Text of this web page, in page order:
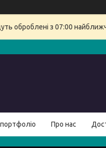
оброблені з 07:00
Про нас